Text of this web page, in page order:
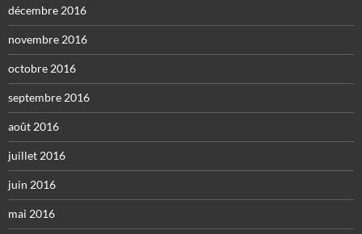
décembre 2016
novembre 2016
octobre 2016
septembre 2016
août 2016
juillet 2016
juin 2016
mai 2016